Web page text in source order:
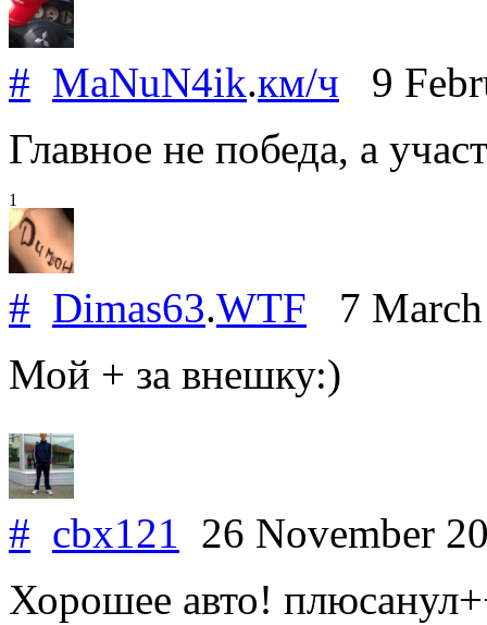
# MaNuN4ik.км/ч 9
Главное не победа, а
1
# Dimas63.WTF 7
Мой + за внешку:)
# cbx121 26 November
Хорошее авто!